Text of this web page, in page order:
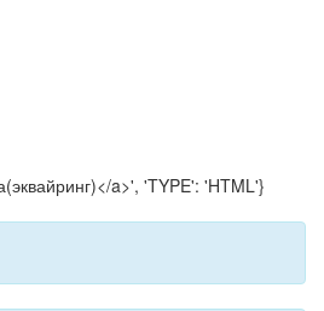
a>', 'TYPE': 'HTML'}